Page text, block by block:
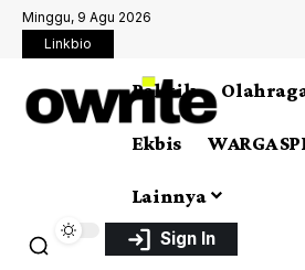
Minggu, 9 Agu 2026
Linkbio
Politik
Ekbis WARGA
Lainnya
Sign In